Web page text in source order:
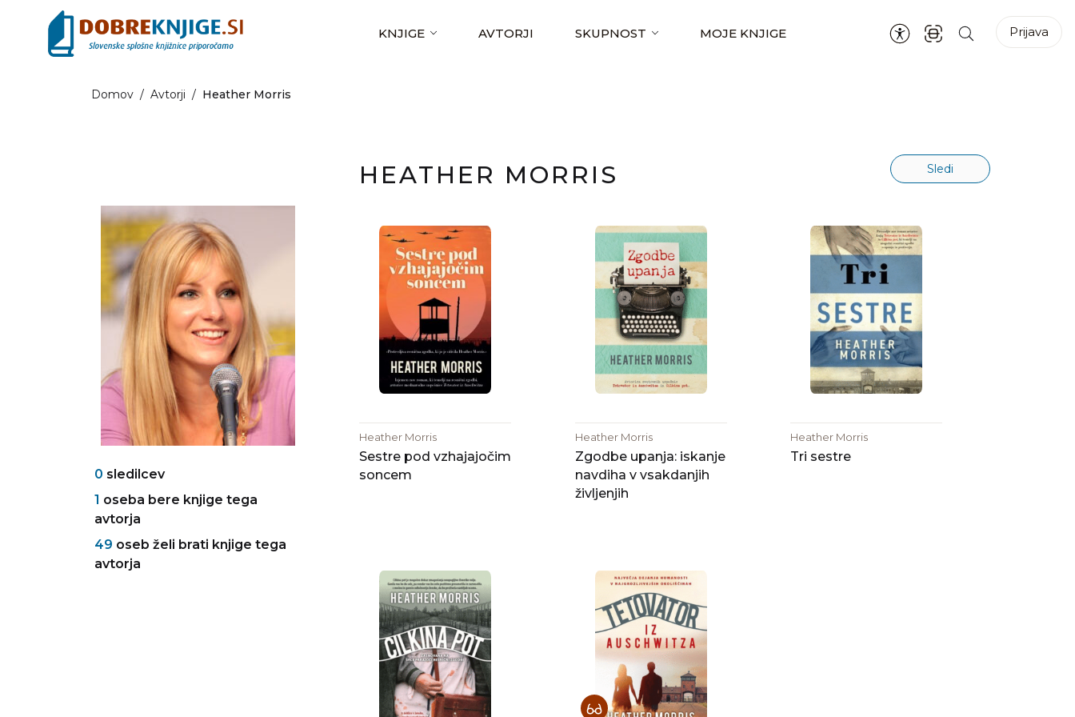
KNJIGE AVTORJI SKUPNOST MOJE KNJIGE Prijava
Domov / Avtorji / Heather Morris
0 sledilcev
1 oseba bere knjige tega
avtorja
49 oseb želi brati knjige tega
avtorja
HEATHER MORRIS Sledi
Heather Morris
Sestre pod vzhajajočim
soncem
Heather Morris
Zgodbe upanja: iskanje
navdiha v vsakdanjih
življenjih
Heather Morris
Tri sestre